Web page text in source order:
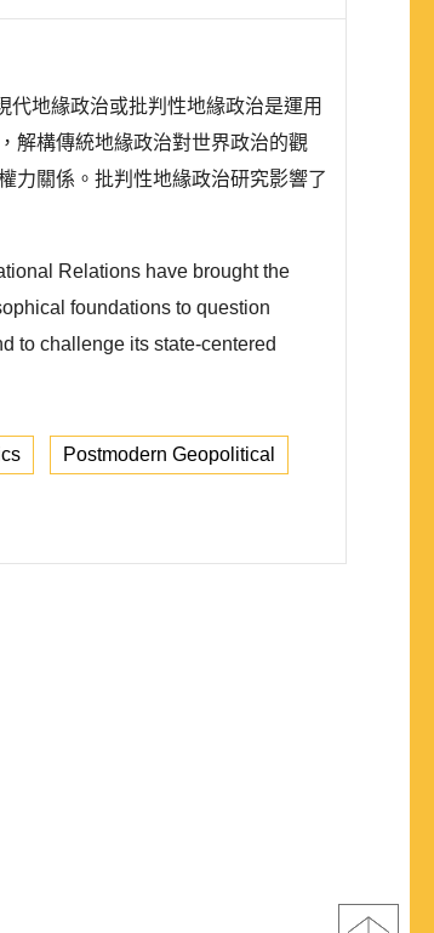
地緣政治或批判性地緣政治是運用
解構傳統地緣政治對世界政治的觀
力關係。批判性地緣政治研究影響了
Relations have brought the
foundations to question
to challenge its state-centered
Postmodern Geopolitical